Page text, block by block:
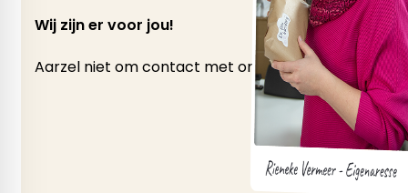
Wij zijn er voor jou!
Aarzel niet om contact met ons op te nemen als